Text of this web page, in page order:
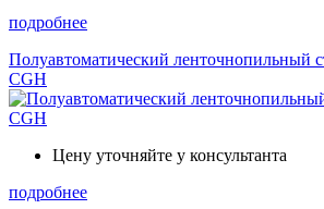
подробнее
Полуавтоматический ленточнопильный
CGH
Цену уточняйте у консультанта
подробнее